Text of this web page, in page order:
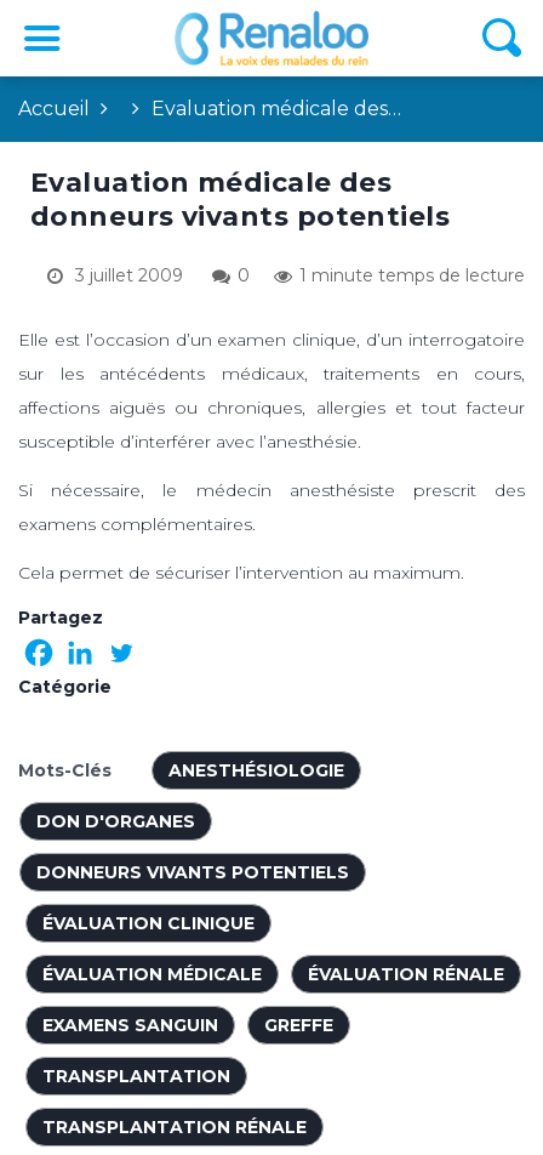
Accueil Evaluation médicale des…
Evaluation médicale des
donneurs vivants potentiels
3 juillet 2009 0 1 minute temps de lecture
Elle est l’occasion d’un examen clinique, d’un interrogatoire
sur les antécédents médicaux, traitements en cours,
affections ­aiguës ou chroniques, allergies et tout facteur
susceptible d’interférer avec l’anesthésie.
Si nécessaire, le médecin anesthésiste prescrit des
examens complémentaires.
Cela permet de sécuriser l’intervention au maximum.
Partagez
Catégorie
Mots-Clés ANESTHÉSIOLOGIE
DON D'ORGANES
DONNEURS VIVANTS POTENTIELS
ÉVALUATION CLINIQUE
ÉVALUATION MÉDICALE ÉVALUATION RÉNALE
EXAMENS SANGUIN GREFFE
TRANSPLANTATION
TRANSPLANTATION RÉNALE